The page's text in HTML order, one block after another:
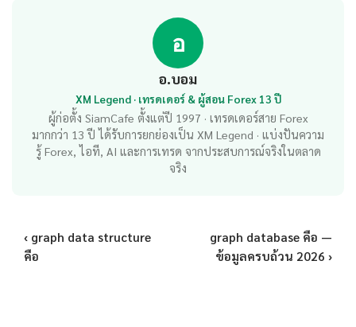
อ
อ.บอม
XM Legend · เทรดเดอร์ & ผู้สอน Forex 13 ปี
ผู้ก่อตั้ง SiamCafe ตั้งแต่ปี 1997 · เทรดเดอร์สาย Forex
มากกว่า 13 ปี ได้รับการยกย่องเป็น XM Legend · แบ่งปันความ
รู้ Forex, ไอที, AI และการเทรด จากประสบการณ์จริงในตลาด
จริง
‹ graph data structure
คือ
graph database คือ —
ข้อมูลครบถ้วน 2026 ›